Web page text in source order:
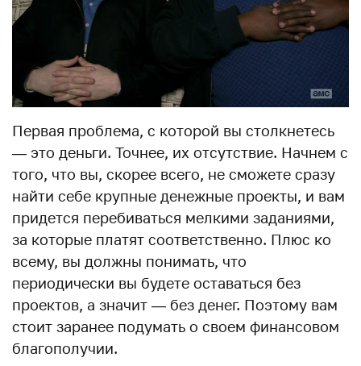
Первая проблема, с которой вы столкнетесь
— это деньги. Точнее, их отсутствие. Начнем с
того, что вы, скорее всего, не сможете сразу
найти себе крупные денежные проекты, и вам
придется перебиваться мелкими заданиями,
за которые платят соответственно. Плюс ко
всему, вы должны понимать, что
периодически вы будете оставаться без
проектов, а значит — без денег. Поэтому вам
стоит заранее подумать о своем финансовом
благополучии.